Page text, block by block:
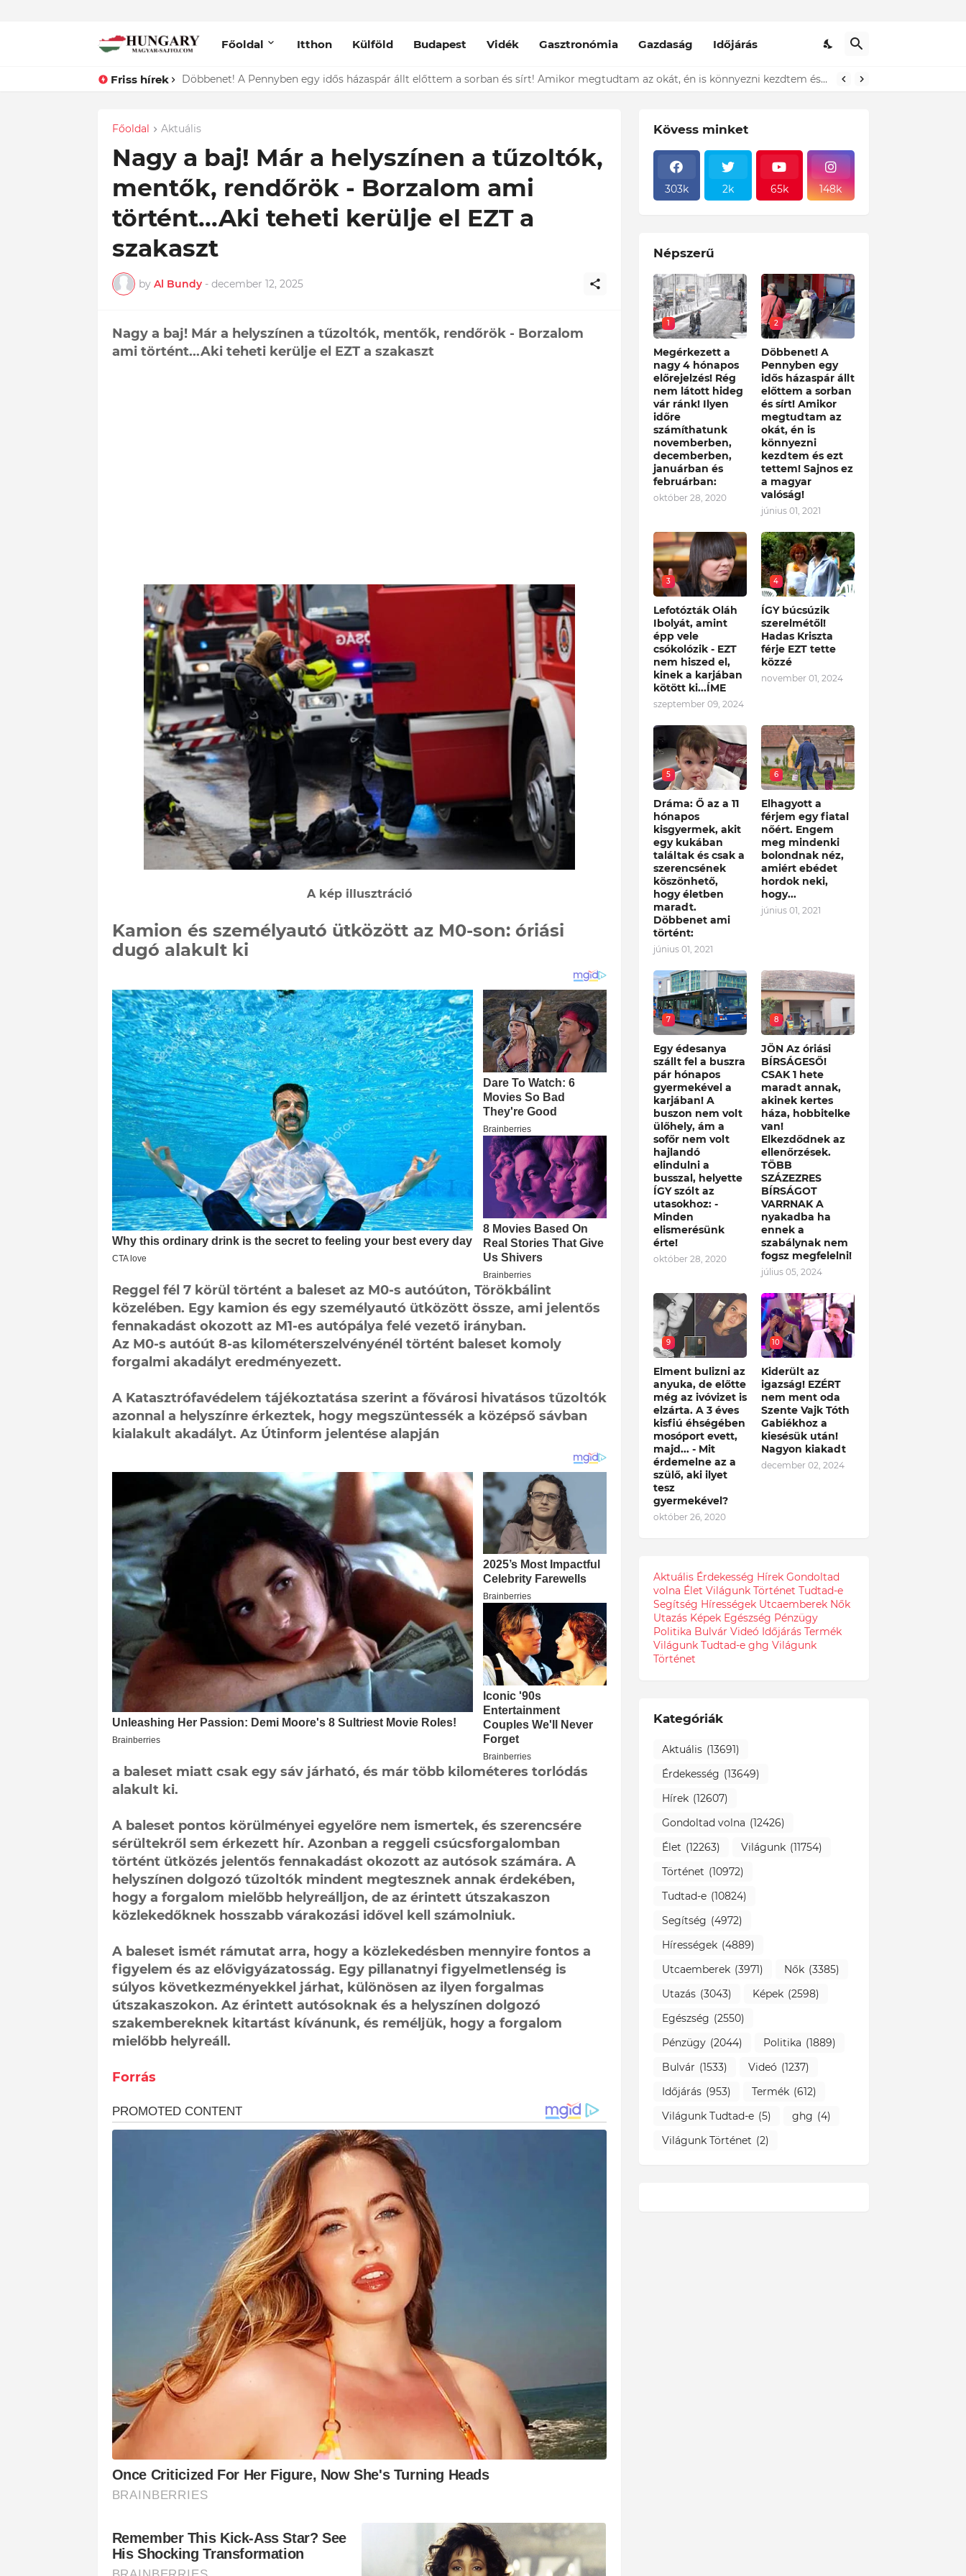
Főoldal Itthon Külföld Budapest Vidék Gasztronómia Gazdaság Időjárás
Friss hírek Lefotózták Oláh Ibolyát, amint épp vele csókolózik - EZT nem hiszed el, kinek a karjában kötött ki...ÍME
Főoldal Aktuális
Nagy a baj! Már a helyszínen a tűzoltók,
mentők, rendőrök - Borzalom ami
történt...Aki teheti kerülje el EZT a
szakaszt
by Al Bundy - december 12, 2025
Nagy a baj! Már a helyszínen a tűzoltók, mentők, rendőrök - Borzalom
ami történt...Aki teheti kerülje el EZT a szakaszt
A kép illusztráció
Kamion és személyautó ütközött az M0-son: óriási
dugó alakult ki
Reggel fél 7 körül történt a baleset az M0-s autóúton, Törökbálint
közelében. Egy kamion és egy személyautó ütközött össze, ami jelentős
fennakadást okozott az M1-es autópálya felé vezető irányban.
Az M0-s autóút 8-as kilométerszelvényénél történt baleset komoly
forgalmi akadályt eredményezett.
A Katasztrófavédelem tájékoztatása szerint a fővárosi hivatásos tűzoltók
azonnal a helyszínre érkeztek, hogy megszüntessék a középső sávban
kialakult akadályt. Az Útinform jelentése alapján
a baleset miatt csak egy sáv járható, és már több kilométeres torlódás
alakult ki.
A baleset pontos körülményei egyelőre nem ismertek, és szerencsére
sérültekről sem érkezett hír. Azonban a reggeli csúcsforgalomban
történt ütközés jelentős fennakadást okozott az autósok számára. A
helyszínen dolgozó tűzoltók mindent megtesznek annak érdekében,
hogy a forgalom mielőbb helyreálljon, de az érintett útszakaszon
közlekedőknek hosszabb várakozási idővel kell számolniuk.
A baleset ismét rámutat arra, hogy a közlekedésben mennyire fontos a
figyelem és az elővigyázatosság. Egy pillanatnyi figyelmetlenség is
súlyos következményekkel járhat, különösen az ilyen forgalmas
útszakaszokon. Az érintett autósoknak és a helyszínen dolgozó
szakembereknek kitartást kívánunk, és reméljük, hogy a forgalom
mielőbb helyreáll.
Forrás
Kövess minket
303k 2k 65k 148k
Népszerű
1
Megérkezett a
nagy 4 hónapos
előrejelzés! Rég
nem látott hideg
vár ránk! Ilyen
időre
számíthatunk
novemberben,
decemberben,
januárban és
februárban:
október 28, 2020
2
Döbbenet! A
Pennyben egy
idős házaspár állt
előttem a sorban
és sírt! Amikor
megtudtam az
okát, én is
könnyezni
kezdtem és ezt
tettem! Sajnos ez
a magyar
valóság!
június 01, 2021
3
Lefotózták Oláh
Ibolyát, amint
épp vele
csókolózik - EZT
nem hiszed el,
kinek a karjában
kötött ki...ÍME
szeptember 09, 2024
4
ÍGY búcsúzik
szerelmétől!
Hadas Kriszta
férje EZT tette
közzé
november 01, 2024
5
Dráma: Ő az a 11
hónapos
kisgyermek, akit
egy kukában
találtak és csak a
szerencsének
köszönhető,
hogy életben
maradt.
Döbbenet ami
történt:
június 01, 2021
6
Elhagyott a
férjem egy fiatal
nőért. Engem
meg mindenki
bolondnak néz,
amiért ebédet
hordok neki,
hogy...
június 01, 2021
7
Egy édesanya
szállt fel a buszra
pár hónapos
gyermekével a
karjában! A
buszon nem volt
ülőhely, ám a
sofőr nem volt
hajlandó
elindulni a
busszal, helyette
ÍGY szólt az
utasokhoz: -
Minden
elismerésünk
érte!
október 28, 2020
8
JÖN Az óriási
BÍRSÁGESŐ!
CSAK 1 hete
maradt annak,
akinek kertes
háza, hobbitelke
van!
Elkezdődnek az
ellenőrzések.
TÖBB
SZÁZEZRES
BÍRSÁGOT
VARRNAK A
nyakadba ha
ennek a
szabálynak nem
fogsz megfelelni!
július 05, 2024
9
Elment bulizni az
anyuka, de előtte
még az ivóvizet is
elzárta. A 3 éves
kisfiú éhségében
mosóport evett,
majd... - Mit
érdemelne az a
szülő, aki ilyet
tesz
gyermekével?
október 26, 2020
10
Kiderült az
igazság! EZÉRT
nem ment oda
Szente Vajk Tóth
Gabiékhoz a
kiesésük után!
Nagyon kiakadt
december 02, 2024
Aktuális Érdekesség Hírek Gondoltad
volna Élet Világunk Történet Tudtad-e
Segítség Hírességek Utcaemberek Nők
Utazás Képek Egészség Pénzügy
Politika Bulvár Videó Időjárás Termék
Világunk Tudtad-e ghg Világunk
Történet
Kategóriák
Aktuális (13691)
Érdekesség (13649)
Hírek (12607)
Gondoltad volna (12426)
Élet (12263) Világunk (11754)
Történet (10972)
Tudtad-e (10824)
Segítség (4972)
Hírességek (4889)
Utcaemberek (3971) Nők (3385)
Utazás (3043) Képek (2598)
Egészség (2550)
Pénzügy (2044) Politika (1889)
Bulvár (1533) Videó (1237)
Időjárás (953) Termék (612)
Világunk Tudtad-e (5) ghg (4)
Világunk Történet (2)